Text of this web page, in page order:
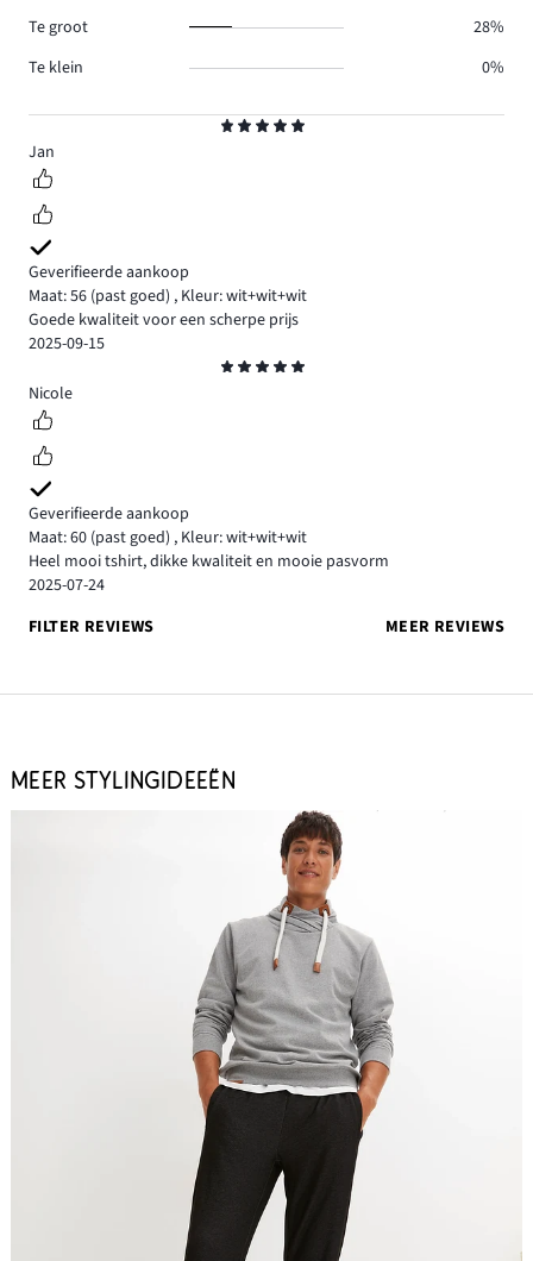
5
Jan
Geverifieerde aankoop
Maat: 56 (past goed) , Kleur: wit+wit+wit
Goede kwaliteit voor een scherpe prijs
2025-09-15
5
Nicole
Geverifieerde aankoop
Maat: 60 (past goed) , Kleur: wit+wit+wit
Heel mooi tshirt, dikke kwaliteit en mooie pasvorm
2025-07-24
FILTER REVIEWS
MEER REVIEWS
Te groot
28%
Te klein
0%
MEER STYLINGIDEEËN